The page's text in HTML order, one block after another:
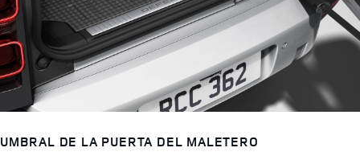
UMBRAL DE LA PUERTA DEL MALETERO